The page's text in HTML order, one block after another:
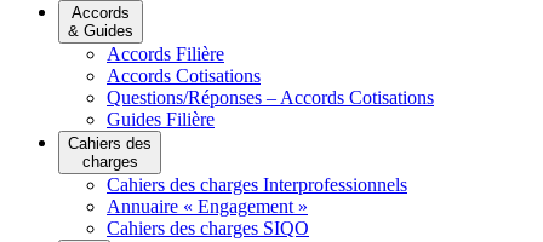
Accords
& Guides
Accords Filière
Accords Cotisations
Questions/Réponses – Accords Cotisations
Guides Filière
Cahiers des
charges
Cahiers des charges Interprofessionnels
Annuaire « Engagement »
Cahiers des charges SIQO